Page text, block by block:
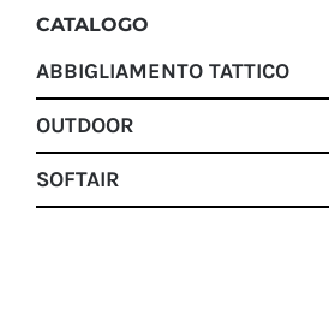
CATALOGO
ABBIGLIAMENTO TATTICO
OUTDOOR
SOFTAIR